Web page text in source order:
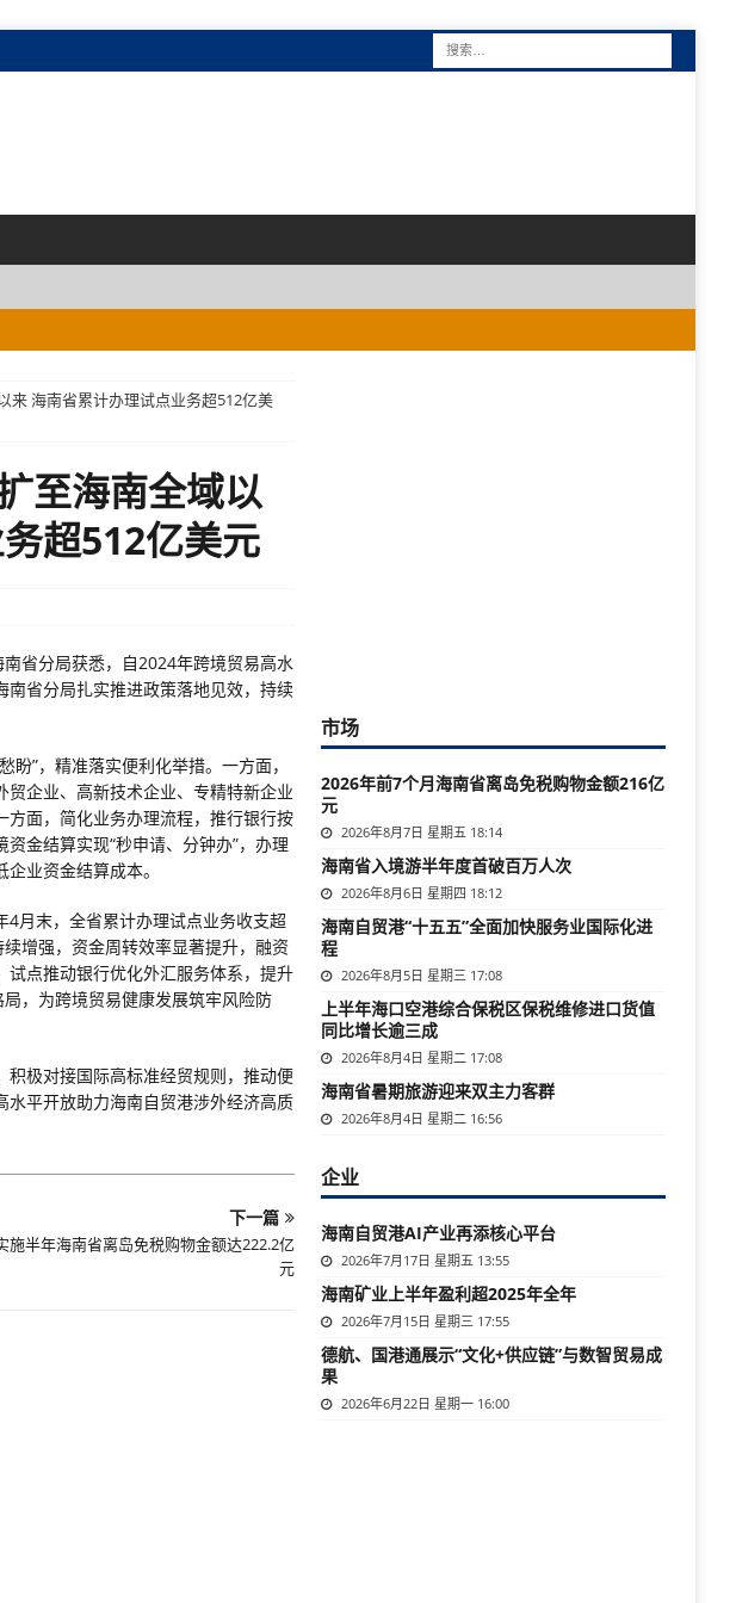
来 海南省累计办理试点业务超512亿美
至海南全域以
超512亿美元
省分局获悉，自2024年跨境贸易高水
省分局扎实推进政策落地见效，持续
”，精准落实便利化举措。一方面，
企业、高新技术企业、专精特新企业
面，简化业务办理流程，推行银行按
金结算实现“秒申请、分钟办”，办理
业资金结算成本。
月末，全省累计办理试点业务收支超
增强，资金周转效率显著提升，融资
点推动银行优化外汇服务体系，提升
，为跨境贸易健康发展筑牢风险防
极对接国际高标准经贸规则，推动便
平开放助力海南自贸港涉外经济高质
下一篇
施半年海南省离岛免税购物金额达222.2亿
元
市场
2026年前7个月海南省离岛免税购物金额216亿
元
2026年8月7日 星期五 18:14
海南省入境游半年度首破百万人次
2026年8月6日 星期四 18:12
海南自贸港“十五五”全面加快服务业国际化进
程
2026年8月5日 星期三 17:08
上半年海口空港综合保税区保税维修进口货值
同比增长逾三成
2026年8月4日 星期二 17:08
海南省暑期旅游迎来双主力客群
2026年8月4日 星期二 16:56
企业
海南自贸港AI产业再添核心平台
2026年7月17日 星期五 13:55
海南矿业上半年盈利超2025年全年
2026年7月15日 星期三 17:55
德航、国港通展示“文化+供应链”与数智贸易成
果
2026年6月22日 星期一 16:00